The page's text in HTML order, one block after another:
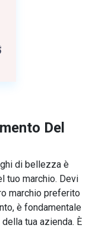
Del
di bellezza è
tuo marchio. Devi
marchio preferito
è fondamentale
tua azienda. È